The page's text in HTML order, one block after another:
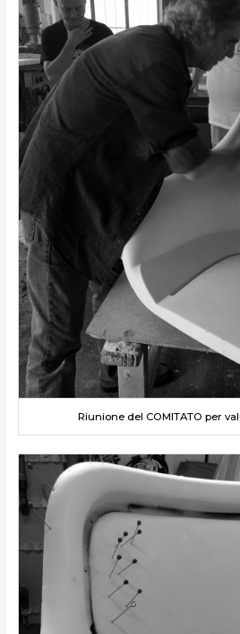
Riunione del COMITATO per